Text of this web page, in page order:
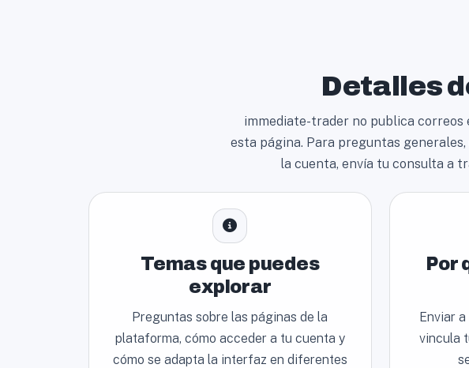
Detalles
immediate-trader no publica
esta página. Para preguntas
la cuenta, envía tu consulta a
Temas que puedes
explorar
Preguntas sobre las páginas de la
plataforma, cómo acceder a tu cuenta y
cómo se adapta la interfaz en diferentes
Por
Enviar
vincula